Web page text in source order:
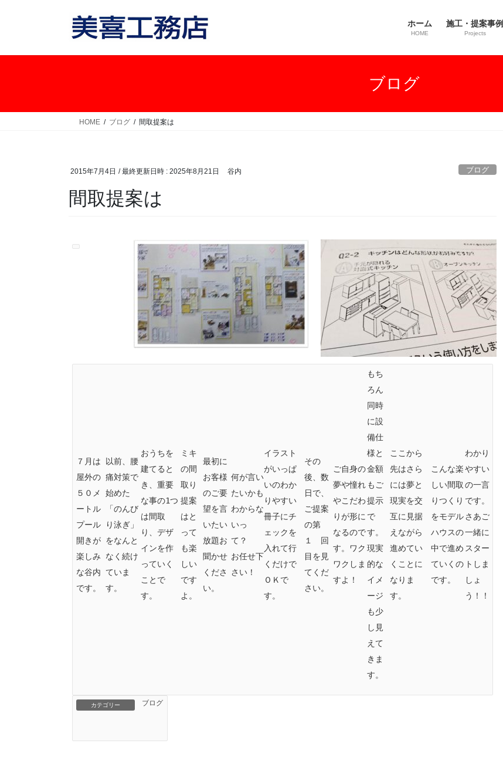
ホーム
HOME
施工・提案事例
Projects
ブログ
HOME ブログ 間取提案は
2015年7月4日 / 最終更新日時 : 2025年8月21日 谷内 ブログ
間取提案は
７月は
屋外の
５０メ
ートル
プール
開きが
楽しみ
な谷内
です。
以前、腰
痛対策で
始めた
「のんび
り泳ぎ」
をなんと
なく続け
ていま
す。
おうちを
建てると
き、重要
な事の1つ
は間取
り、デザ
インを作
っていく
ことで
す。
ミキ
の間
取り
提案
はと
って
も楽
しい
です
よ。
最初に
お客様
のご要
望を言
いたい
放題お
聞かせ
くださ
い。
何が言い
たいかも
わからな
いっ
て？
お任せ下
さい！
イラスト
がいっぱ
いのわか
りやすい
冊子にチ
ェックを
入れて行
くだけで
ＯＫで
す。
その
後、数
日で、
ご提案
の第
１ 回
目を見
てくだ
さい。
ご自身の
夢や憧れ
やこだわ
りが形に
なるので
す。ワク
ワクしま
すよ！
もち
ろん
同時
に設
備仕
様と
金額
もご
提示
で
す。
現実
的な
イメ
ージ
も少
し見
えて
きま
す。
ここから
先はさら
には夢と
現実を交
互に見据
えながら
進めてい
くことに
なりま
す。
こんな楽
しい間取
りつくり
をモデル
ハウスの
中で進め
ていくの
です。
わかり
やすい
の一言
です。
さあご
一緒に
スター
トしま
しょ
う！！
カテゴリー ブログ